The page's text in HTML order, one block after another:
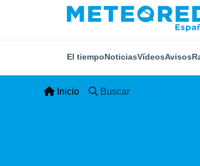
El tiempoNoticiasVídeosAvisos
Inicio Buscar